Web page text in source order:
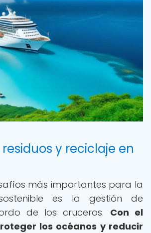
y reciclaje en
más importantes para la
es la gestión de
de los cruceros. Con el
los océanos y reducir